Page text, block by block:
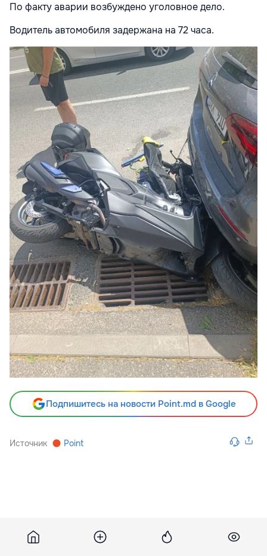
По факту аварии возбуждено уголовное дело.
Водитель автомобиля задержана на 72 часа.
Подпишитесь на новости Point.md в Google
Источник Point